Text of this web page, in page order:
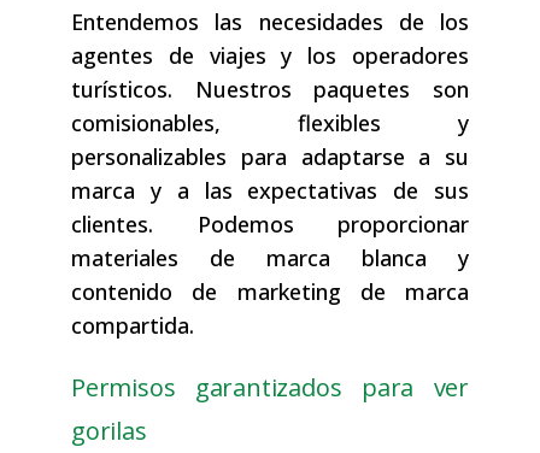
Entendemos las necesidades de los
agentes de viajes y los operadores
turísticos. Nuestros paquetes son
comisionables, flexibles y
personalizables para adaptarse a su
marca y a las expectativas de sus
clientes. Podemos proporcionar
materiales de marca blanca y
contenido de marketing de marca
compartida.
Permisos garantizados para ver
gorilas